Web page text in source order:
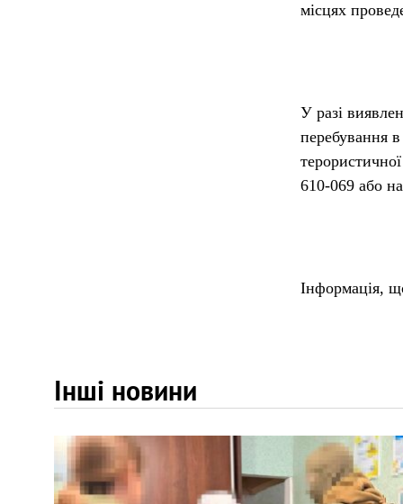
місцях
У разі
перебування в
610-069 або
Інформація,
Інші новини